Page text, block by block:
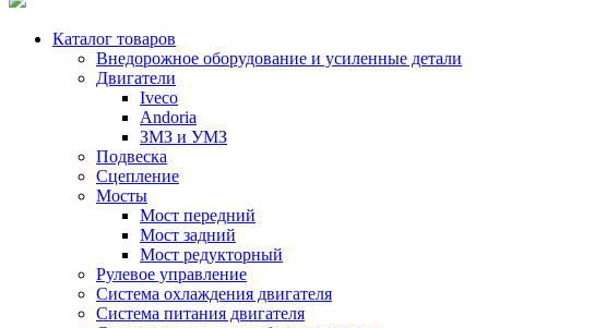
Каталог товаров
Внедорожное оборудование и усиленные детали
Двигатели
Iveco
Andoria
ЗМЗ и УМЗ
Подвеска
Сцепление
Мосты
Мост передний
Мост задний
Мост редукторный
Рулевое управление
Система охлаждения двигателя
Система питания двигателя